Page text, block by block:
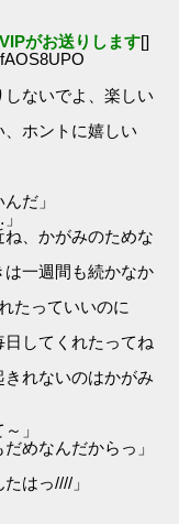
がお送りします[]
ないでよ、楽しい
ホントに嬉しい
だ」
、かがみのためな
一週間も続かなか
たっていいのに
してくれたってね
れないのはかがみ
」
めなんだからっ」
はっ////」